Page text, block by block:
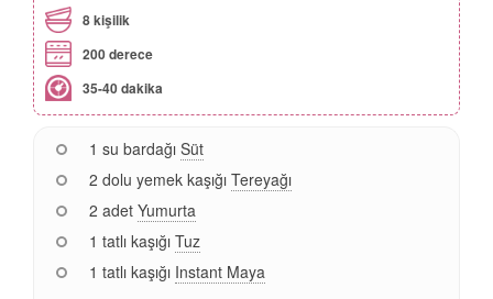
8 kişilik
200 derece
35-40 dakika
1 su bardağı Süt
2 dolu yemek kaşığı Tereyağı
2 adet Yumurta
1 tatlı kaşığı Tuz
1 tatlı kaşığı Instant Maya